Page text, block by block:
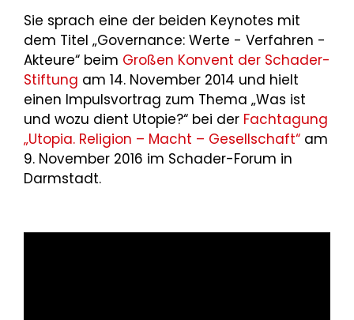
Sie sprach eine der beiden Keynotes mit
dem Titel „Governance: Werte - Verfahren -
Akteure“ beim Großen Konvent der Schader-
Stiftung am 14. November 2014 und hielt
einen Impulsvortrag zum Thema „Was ist
und wozu dient Utopie?“ bei der Fachtagung
„Utopia. Religion – Macht – Gesellschaft“ am
9. November 2016 im Schader-Forum in
Darmstadt.